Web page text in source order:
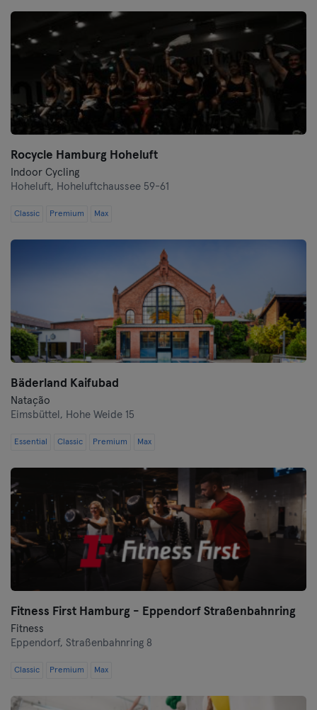
Rocycle Hamburg Hoheluft
Indoor Cycling
Hoheluft, Hoheluftchaussee 59-61
Classic Premium Max
Bäderland Kaifubad
Natação
Eimsbüttel, Hohe Weide 15
Essential Classic Premium Max
Fitness First Hamburg - Eppendorf Straßenbahnring
Fitness
Eppendorf, Straßenbahnring 8
Classic Premium Max
Darmstadt
Dortmund
Dresden
Duisburg
Dusseldorf
Frankfurt
Frankfurt an der Oder
Freiburg
Hamburgo
Hanau
Hanôver